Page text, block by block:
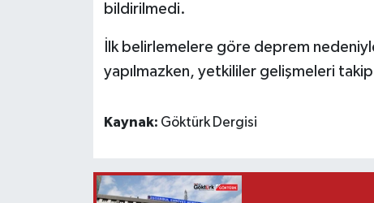
bildirilmedi.
İlk belirlemelere göre deprem
yapılmazken, yetkililer gelişmeleri
Kaynak: Göktürk Dergisi